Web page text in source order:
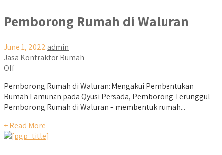
Pemborong Rumah di Waluran
June 1, 2022 admin
Jasa Kontraktor Rumah
Off
Pemborong Rumah di Waluran: Mengakui Pembentukan
Rumah Lamunan pada Qyusi Persada, Pemborong Terunggul
Pemborong Rumah di Waluran – membentuk rumah...
+ Read More